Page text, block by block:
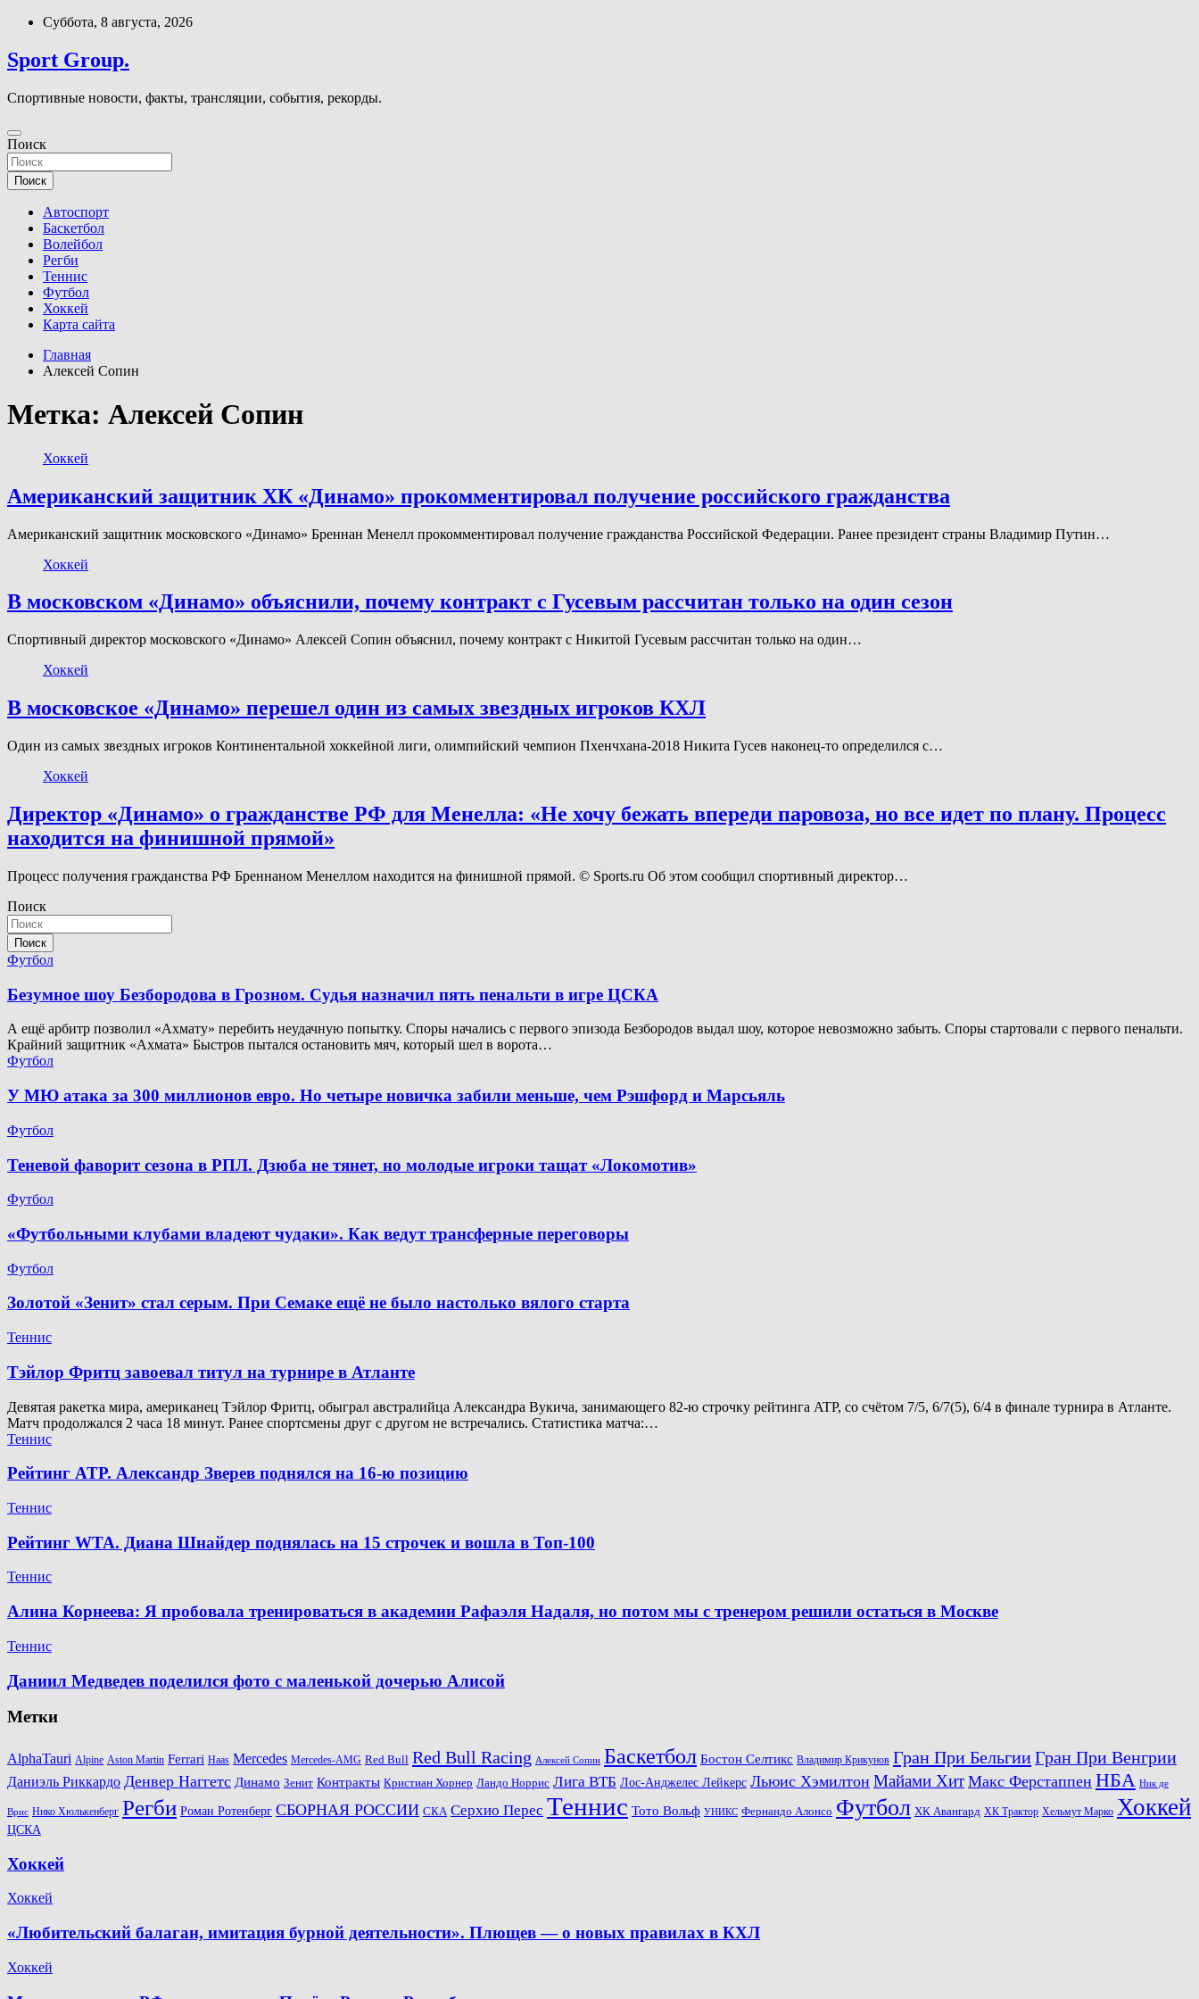
Перейти
содержимому
Суббота, 8 августа, 2026
Sport Group.
Спортивные новости, факты, трансляции, события, рекорды.
Поиск
Поиск
Автоспорт
Баскетбол
Волейбол
Регби
Теннис
Футбол
Хоккей
Карта сайта
Главная
Алексей Сопин
Метка: Алексей Сопин
Хоккей
Американский защитник ХК «Динамо» прокомментировал получение российского гражданства
Американский защитник московского «Динамо» Бреннан Менелл прокомментировал получение гражданства Российской Федерации. Ранее президент страны Владимир Путин…
Хоккей
В московском «Динамо» объяснили, почему контракт с Гусевым рассчитан только на один сезон
Спортивный директор московского «Динамо» Алексей Сопин объяснил, почему контракт с Никитой Гусевым рассчитан только на один…
Хоккей
В московское «Динамо» перешел один из самых звездных игроков КХЛ
Один из самых звездных игроков Континентальной хоккейной лиги, олимпийский чемпион Пхенчхана-2018 Никита Гусев наконец-то определился с…
Хоккей
Директор «Динамо» о гражданстве РФ для Менелла: «Не хочу бежать впереди паровоза, но все идет по плану. Процесс
находится на финишной прямой»
Процесс получения гражданства РФ Бреннаном Менеллом находится на финишной прямой. © Sports.ru Об этом сообщил спортивный директор…
Поиск
Поиск
Футбол
Безумное шоу Безбородова в Грозном. Судья назначил пять пенальти в игре ЦСКА
А ещё арбитр позволил «Ахмату» перебить неудачную попытку. Споры начались с первого эпизода Безбородов выдал шоу, которое невозможно забыть. Споры стартовали с первого пенальти.
Крайний защитник «Ахмата» Быстров пытался остановить мяч, который шел в ворота…
Футбол
У МЮ атака за 300 миллионов евро. Но четыре новичка забили меньше, чем Рэшфорд и Марсьяль
Футбол
Теневой фаворит сезона в РПЛ. Дзюба не тянет, но молодые игроки тащат «Локомотив»
Футбол
«Футбольными клубами владеют чудаки». Как ведут трансферные переговоры
Футбол
Золотой «Зенит» стал серым. При Семаке ещё не было настолько вялого старта
Теннис
Тэйлор Фритц завоевал титул на турнире в Атланте
Девятая ракетка мира, американец Тэйлор Фритц, обыграл австралийца Александра Вукича, занимающего 82-ю строчку рейтинга ATP, со счётом 7/5, 6/7(5), 6/4 в финале турнира в Атланте.
Матч продолжался 2 часа 18 минут. Ранее спортсмены друг с другом не встречались. Статистика матча:…
Теннис
Рейтинг ATP. Александр Зверев поднялся на 16-ю позицию
Теннис
Рейтинг WTA. Диана Шнайдер поднялась на 15 строчек и вошла в Топ-100
Теннис
Алина Корнеева: Я пробовала тренироваться в академии Рафаэля Надаля, но потом мы с тренером решили остаться в Москве
Теннис
Даниил Медведев поделился фото с маленькой дочерью Алисой
Метки
AlphaTauri Alpine Aston Martin Ferrari Haas Mercedes Mercedes-AMG Red Bull Red Bull Racing Алексей Сопин Баскетбол Бостон Селтикс Владимир Крикунов Гран При БельгииГран При Венгрии
Даниэль Риккардо Денвер Наггетс Динамо Зенит Контракты Кристиан Хорнер Ландо Норрис Лига ВТБ Лос-Анджелес Лейкерс Льюис Хэмилтон Майами Хит Макс Ферстаппен НБА Ник де
Врис Нико Хюлькенберг Регби Роман Ротенберг СБОРНАЯ РОССИИ СКА Серхио Перес Теннис Тото Вольф УНИКС Фернандо Алонсо Футбол ХК Авангард ХК Трактор Хельмут Марко Хоккей
ЦСКА
Хоккей
Хоккей
«Любительский балаган, имитация бурной деятельности». Плющев — о новых правилах в КХЛ
Хоккей